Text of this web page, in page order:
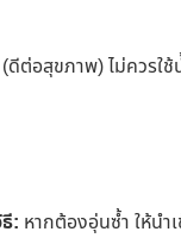
(ดีต่อสุขภาพ) ไม่ควรใ
: หากต้องอุ่นซ้ำ ให้นำ